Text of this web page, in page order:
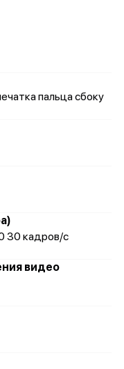
пальца сбоку
30 кадров/с
видео